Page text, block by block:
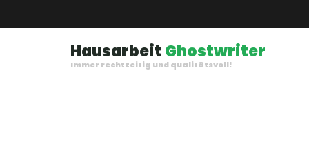
HausarbeitGhostwriter
Immer rechtzeitig und qualitätsvoll!